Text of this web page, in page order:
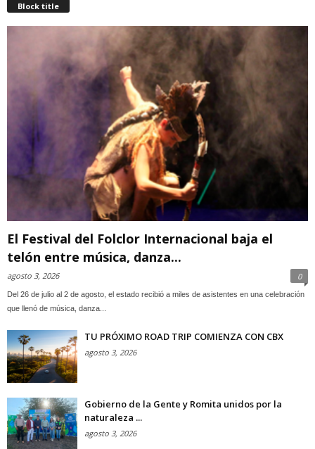
Block title
El Festival del Folclor Internacional baja el
telón entre música, danza...
agosto 3, 2026 0
Del 26 de julio al 2 de agosto, el estado recibió a miles de asistentes en una celebración
que llenó de música, danza...
TU PRÓXIMO ROAD TRIP COMIENZA CON CBX
agosto 3, 2026
Gobierno de la Gente y Romita unidos por la
naturaleza ...
agosto 3, 2026